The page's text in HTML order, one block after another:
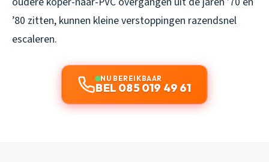
’80 zitten, kunnen kleine verstoppingen razendsnel
escaleren.
NU BEREIKBAAR
BEL 085 019 49 61